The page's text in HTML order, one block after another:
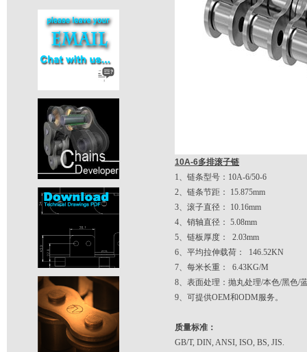
10A-6多排滚子链
1、链条型号：10A-6/50-6
2、链条节距： 15.875mm
3、滚子直径： 10.16mm
4、销轴直径： 5.08mm
5、链板厚度： 2.03mm
6、平均拉伸载荷： 146.52KN
7、每米长重： 6.43KG/M
8、表面处理：抛丸处理/本色/黑色/
9、可提供OEM和ODM服务。
质量标准：
GB/T, DIN, ANSI, ISO, BS, JIS.